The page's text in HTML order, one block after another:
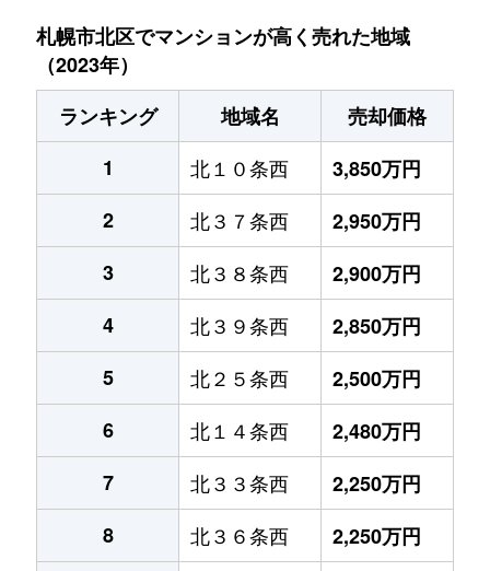
札幌市北区でマンションが高く売れた地域
（2023年）
ランキング
地域名
売却価格
1
北１０条西
3,850万円
2
北３７条西
2,950万円
3
北３８条西
2,900万円
4
北３９条西
2,850万円
5
北２５条西
2,500万円
6
北１４条西
2,480万円
7
北３３条西
2,250万円
8
北３６条西
2,250万円